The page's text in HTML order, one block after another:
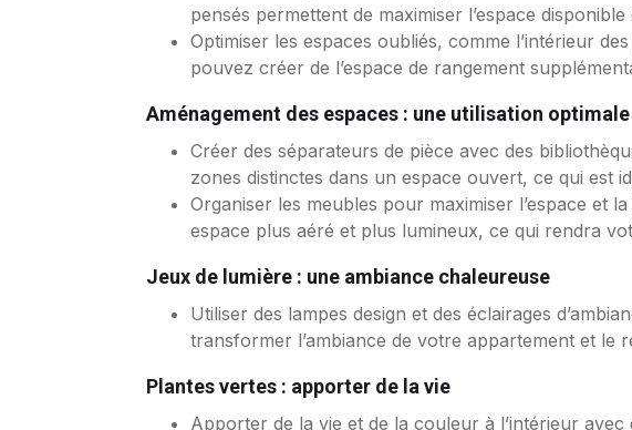
pensés permettent de maximiser l’espace
Optimiser les espaces oubliés, comme l’intérieur
pouvez créer de l’espace de rangement
Aménagement des espaces : une utilisation optimale
Créer des séparateurs de pièce avec des
zones distinctes dans un espace ouvert, ce qui est
Organiser les meubles pour maximiser l’espace et
espace plus aéré et plus lumineux, ce qui rendra
Jeux de lumière : une ambiance chaleureuse
Utiliser des lampes design et des éclairages
transformer l’ambiance de votre appartement et le
Plantes vertes : apporter de la vie
Apporter de la vie et de la couleur à l’intérieur